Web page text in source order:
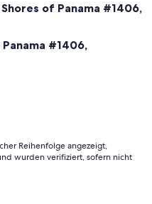
of Panama #1406,
#1406,
Reihenfolge angezeigt,
wurden verifiziert, sofern nicht